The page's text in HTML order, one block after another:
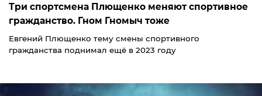
Три спортсмена Плющенко меняют спортивное
гражданство. Гном Гномыч тоже
Евгений Плющенко тему смены спортивного
гражданства поднимал ещё в 2023 году